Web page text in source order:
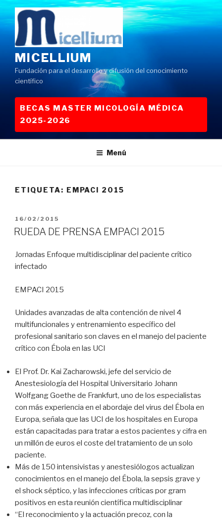
Saltar
al
contenido
MICELLIUM
Fundación para el desarrollo y difusión del conocimiento
científico
BECAS MASTER MICOLOGÍA MÉDICA
2025-2026
Menú
ETIQUETA: EMPACI 2015
PUBLICADO
EL
16/02/2015
RUEDA DE PRENSA EMPACI 2015
Jornadas Enfoque multidisciplinar del paciente crítico
infectado
EMPACI 2015
Unidades avanzadas de alta contención de nivel 4
multifuncionales y entrenamiento específico del
profesional sanitario son claves en el manejo del paciente
crítico con Ébola en las UCI
El Prof. Dr. Kai Zacharowski, jefe del servicio de
Anestesiología del Hospital Universitario Johann
Wolfgang Goethe de Frankfurt, uno de los especialistas
con más experiencia en el abordaje del virus del Ébola en
Europa, señala que las UCI de los hospitales en Europa
están capacitadas para tratar a estos pacientes y cifra en
un millón de euros el coste del tratamiento de un solo
paciente.
Más de 150 intensivistas y anestesiólogos actualizan
conocimientos en el manejo del Ébola, la sepsis grave y
el shock séptico, y las infecciones críticas por gram
positivos en esta reunión científica multidisciplinar
“El reconocimiento y la actuación precoz, con la